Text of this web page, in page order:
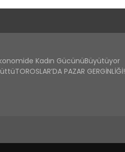
Kadın GücünüBüyütüyor
TOROSLAR’DA PAZAR GERGİNLİĞİ!